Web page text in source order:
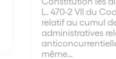
L. 470-2 VII du
relatif au cumul
administratives
même…